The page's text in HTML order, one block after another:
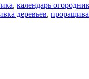
, календарь
деревьев,